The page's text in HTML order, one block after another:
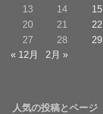
13
14 15
20
21 22
27
28 29
« 12月
2月 »
人気の投稿とページ